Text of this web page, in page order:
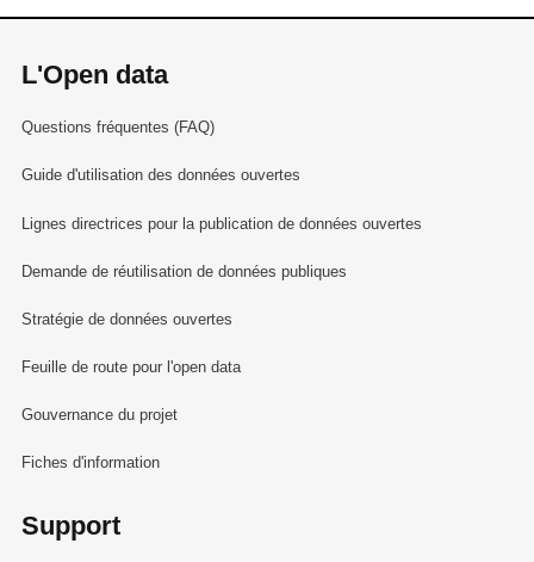
L'Open data
Questions fréquentes (FAQ)
Guide d'utilisation des données ouvertes
Lignes directrices pour la publication de données ouvertes
Demande de réutilisation de données publiques
Stratégie de données ouvertes
Feuille de route pour l'open data
Gouvernance du projet
Fiches d'information
Support